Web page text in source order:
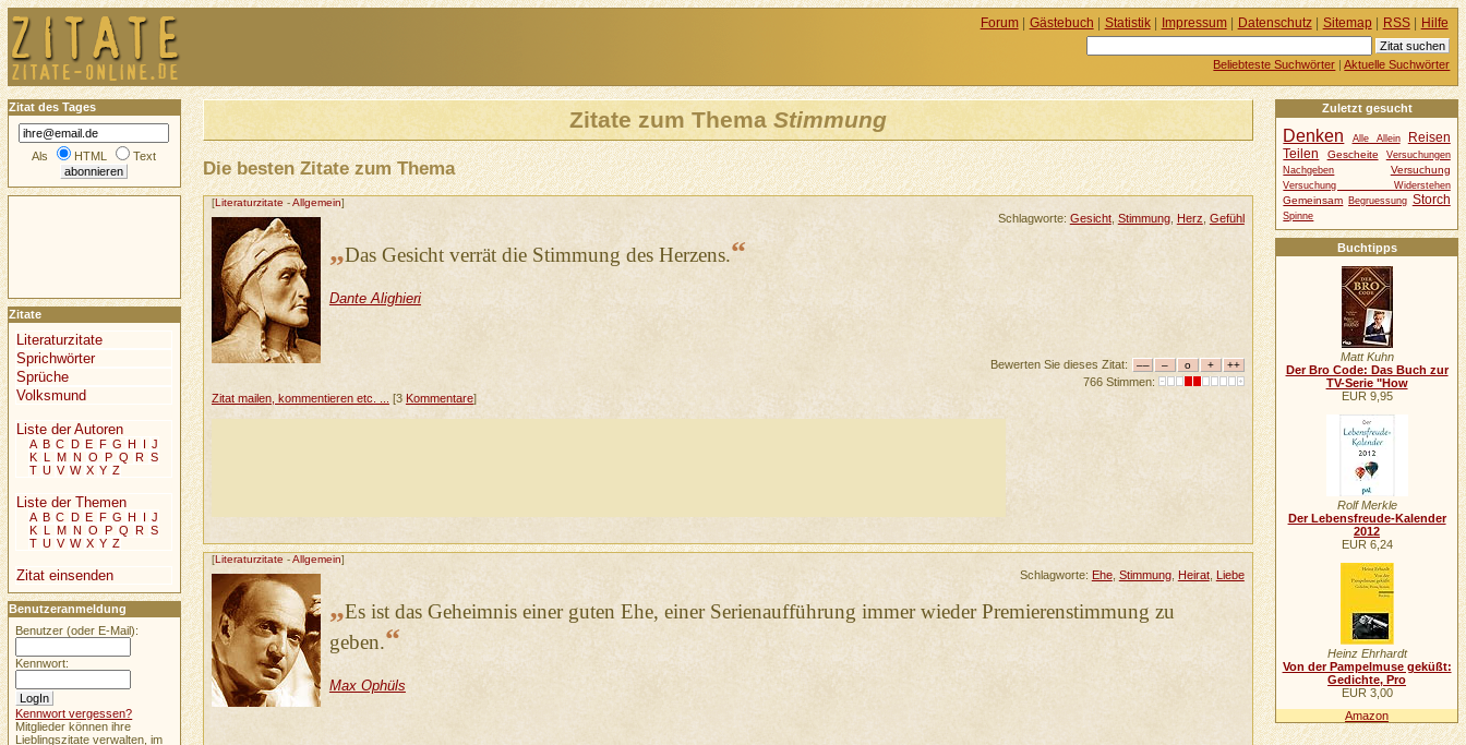
Zitate zum Thema Stimmung
Die besten Zitate zum Thema
[Literaturzitate -Allgemein]
Schlagworte: Gesicht, Stimmung, Herz Gefühl
„Das Gesicht verrät die Stimmung des Herzens.“
Dante Alighieri
Bewerten Sie dieses Zitat:
766 Stimmen:
Zitat mailen, kommentieren etc. ...
[3 Kommentare]
[Literaturzitate -Allgemein]
Schlagworte: Ehe, Stimmung, Heirat, Liebe
„Es ist das Geheimnis einer guten Ehe, einer Serienaufführung immer wieder Premierenstimmung zu
geben.“
Max Ophüls
Zuletzt gesucht
Denken Alle Allein
Reisen
Teilen
Gescheite
Versuchungen
Nachgeben
Versuchung
Versuchung Widerstehen
Gemeinsam Begruessung Storch
Spinne
Buchtipps
Matt Kuhn
Der Bro Code: Das Buch zur
TV-Serie "How
EUR 9,95
Rolf Merkle
Der Lebensfreude-Kalender
2012
EUR 6,24
Heinz Ehrhardt
Von der Pampelmuse geküßt:
Gedichte, Pro
EUR 3,00
Amazon
Zitat des Tages
Als HTML Text
Zitate
Literaturzitate
Sprichwörter
Sprüche
Volksmund
Liste der Autoren
A B C D E F G H I J
K L M N O P Q R S
T U V W X Y Z
Liste der Themen
A B C D E F G H I J
K L M N O P Q R S
T U V W X Y Z
Zitat einsenden
Benutzeranmeldung
Benutzer (oder E-Mail):
Kennwort:
Kennwort vergessen?
Mitglieder können ihre
Lieblingszitate verwalten, im
Forum| Gästebuch | Statistik| Impressum| Datenschutz| Sitemap| RSS| Hilfe
Beliebteste Suchwörter |Aktuelle Suchwörter